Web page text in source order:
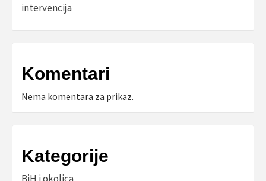
intervencija
Komentari
Nema komentara za prikaz.
Kategorije